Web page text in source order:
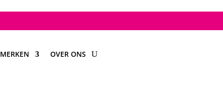
MERKEN OVER ONS